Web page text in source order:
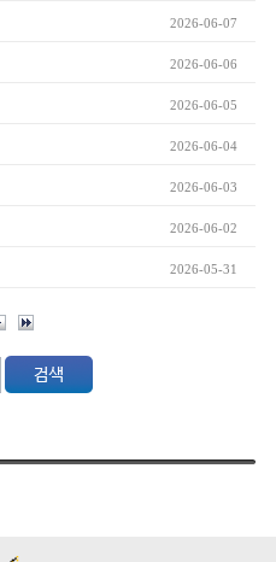
2026-06-07
2026-06-06
2026-06-05
2026-06-04
2026-06-03
2026-06-02
2026-05-31